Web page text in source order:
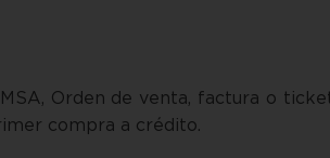
Orden de venta, factura o
compra a crédito.